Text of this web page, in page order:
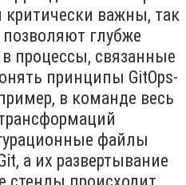
критически важны, так
глубже
в процессы, связанные
принципы GitOps-
в команде весь
файлы
а их развертывание